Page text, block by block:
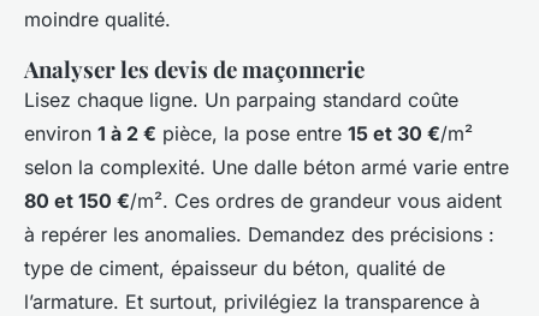
moindre qualité.
Analyser les devis de maçonnerie
Lisez chaque ligne. Un parpaing standard coûte
environ 1 à 2 € pièce, la pose entre 15 et 30 €/m²
selon la complexité. Une dalle béton armé varie entre
80 et 150 €/m². Ces ordres de grandeur vous aident
à repérer les anomalies. Demandez des précisions :
type de ciment, épaisseur du béton, qualité de
l’armature. Et surtout, privilégiez la transparence à